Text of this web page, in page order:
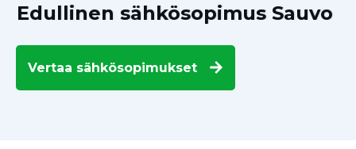
Edullinen sähkösopimus Sauvo
Vertaa sähkösopimukset